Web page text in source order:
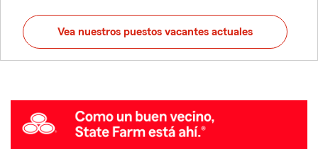
Vea nuestros puestos vacantes actuales